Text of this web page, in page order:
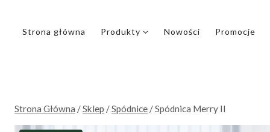
Strona główna Produkty Nowości Promocje
Strona Główna /Sklep /Spódnice /Spódnica Merry II